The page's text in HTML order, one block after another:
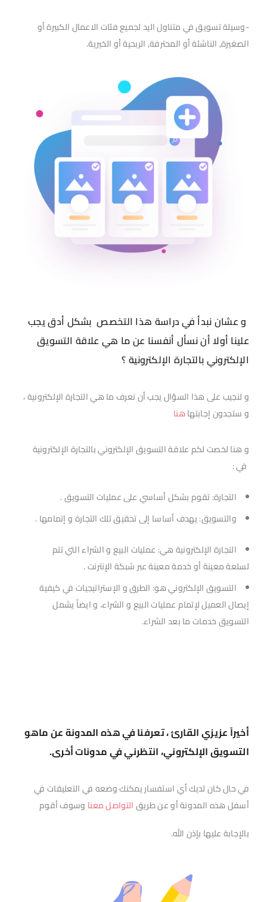
-وسيلة تسويق في متناول اليد لجميع فئات الاعمال الكبيرة أو
الصغيرة, الناشئة أو المحترفة, الربحية أو الخيرية.
و عشان نبدأ في دراسة هذا التخصص بشكل أدق يجب
علينا أولا أن نسأل أنفسنا عن ما هي علاقة التسويق
الإلكتروني بالتجارة الإلكترونية ؟
و لنجيب على هذا السؤال يجب أن نعرف ما هي التجارة الإلكترونية ،
و ستجدون إجابتهاهنا
و هنا لخصت لكم علاقة التسويق الإلكتروني بالتجارة الإلكترونية
في :
التجارة: تقوم بشكل أساسي على عمليات التسويق .
والتسويق: يهدف أساسا إلى تحقيق تلك التجارة و إتمامها .
التجارة الإلكترونية هي: عمليات البيع و الشراء التي تتم
لسلعة معينة أو خدمة معينة عبر شبكة الإنترنت .
التسويق الإلكتروني هو: الطرق و الإستراتيجيات في كيفية
إيصال العميل لإتمام عمليات البيع و الشراء، و ايضاًَ يشمل
التسويق خدمات ما بعد الشراء.
أخيراً عزيزي القارئ ، تعرفنا في هذه المدونة عن ماهو
التسويق الإلكتروني، انتظرني في مدونات أخرى.
في حال كان لديك أي استفسار يمكنك وضعه في التعليقات في
أسفل هذه المدونة أو عن طريقالتواصل معنا وسوف أقوم
بالإجابة عليها بإذن الله.